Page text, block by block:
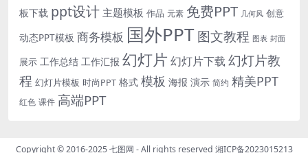
板下载 ppt设计 主题模板 作品 元素 免费PPT 几何风 创意
动态PPT模板 商务模板 国外PPT图文教程 图表 封面
展示 工作总结 工作汇报 幻灯片 幻灯片下载 幻灯片教
程 幻灯片模板 时尚PPT 格式 模板 海报 演示 简约 精美PPT
红色 课件 高端PPT
Copyright © 2016-2025七图网 - All rights reserved 湘ICP备2023015213